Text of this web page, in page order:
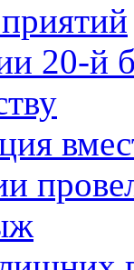
20-й